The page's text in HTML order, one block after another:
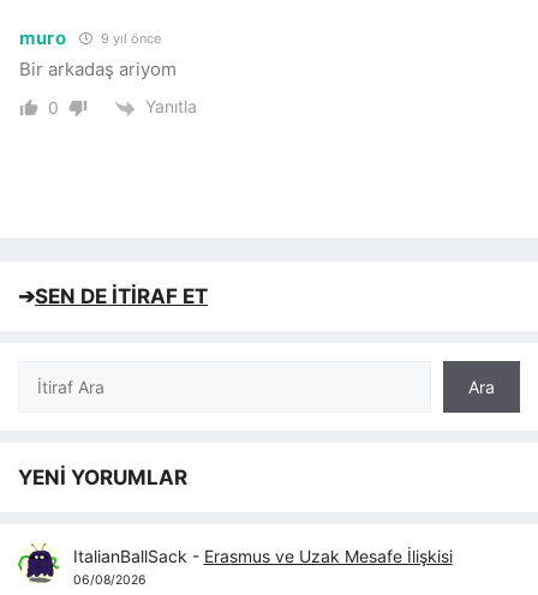
muro 9 yıl önce
Bir arkadaş ariyom
0 Yanıtla
➔SEN DE İTİRAF ET
Ara
Ara
YENİ YORUMLAR
ItalianBallSack - Erasmus ve Uzak Mesafe İlişkisi
06/08/2026